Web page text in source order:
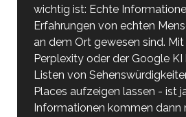
wichtig ist: Echte
Erfahrungen von echten
an dem Ort gewesen sind. Mit
Perplexity oder der Google KI
Listen von
Places aufzeigen lassen - ist
Informationen kommen dann